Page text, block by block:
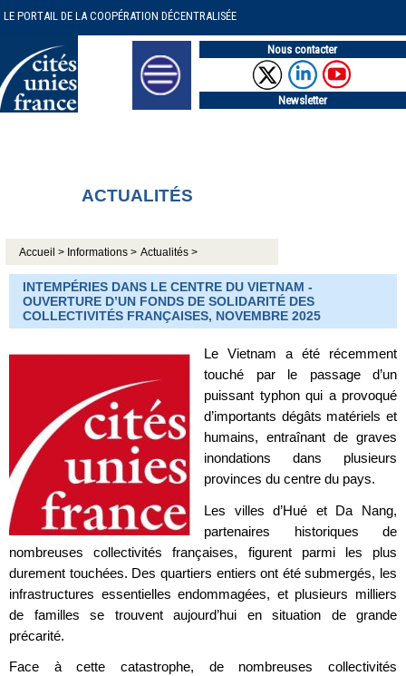
LE PORTAIL DE LA COOPÉRATION DÉCENTRALISÉE
Nous contacter
Newsletter
ACTUALITÉS
Accueil > Informations > Actualités >
INTEMPÉRIES DANS LE CENTRE DU VIETNAM -
OUVERTURE D’UN FONDS DE SOLIDARITÉ DES
COLLECTIVITÉS FRANÇAISES, NOVEMBRE 2025
Le Vietnam a été récemment
touché par le passage d’un
puissant typhon qui a provoqué
d’importants dégâts matériels et
humains, entraînant de graves
inondations dans plusieurs
provinces du centre du pays.
Les villes d’Hué et Da Nang,
partenaires historiques de
nombreuses collectivités françaises, figurent parmi les plus
durement touchées. Des quartiers entiers ont été submergés, les
infrastructures essentielles endommagées, et plusieurs milliers
de familles se trouvent aujourd’hui en situation de grande
précarité.
Face à cette catastrophe, de nombreuses collectivités